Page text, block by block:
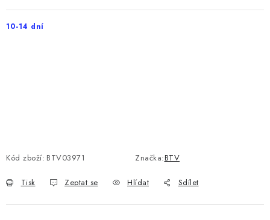
REFERENCE
POŠTOVNÍ SCHRÁNKY
ZNAČKY
10-14 dní
Kód zboží: BTV03971 Značka:BTV
Tisk Zeptat se Hlídat Sdílet